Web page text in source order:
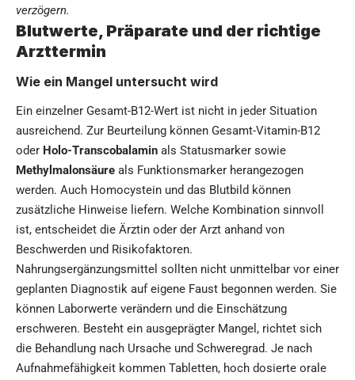
verzögern.
Blutwerte, Präparate und der richtige
Arzttermin
Wie ein Mangel untersucht wird
Ein einzelner Gesamt-B12-Wert ist nicht in jeder Situation
ausreichend. Zur Beurteilung können Gesamt-Vitamin-B12
oder Holo-Transcobalamin als Statusmarker sowie
Methylmalonsäure als Funktionsmarker herangezogen
werden. Auch Homocystein und das Blutbild können
zusätzliche Hinweise liefern. Welche Kombination sinnvoll
ist, entscheidet die Ärztin oder der Arzt anhand von
Beschwerden und Risikofaktoren.
Nahrungsergänzungsmittel sollten nicht unmittelbar vor einer
geplanten Diagnostik auf eigene Faust begonnen werden. Sie
können Laborwerte verändern und die Einschätzung
erschweren. Besteht ein ausgeprägter Mangel, richtet sich
die Behandlung nach Ursache und Schweregrad. Je nach
Aufnahmefähigkeit kommen Tabletten, hoch dosierte orale